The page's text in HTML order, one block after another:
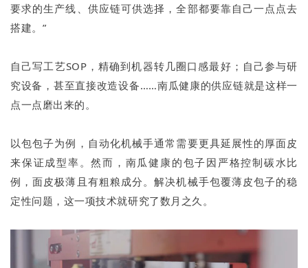
要求的生产线、供应链可供选择，全部都要靠自己一点点去
搭建。”
自己写工艺SOP，精确到机器转几圈口感最好；自己参与研
究设备，甚至直接改造设备……南瓜健康的供应链就是这样一
点一点磨出来的。
以包包子为例，自动化机械手通常需要更具延展性的厚面皮
来保证成型率。然而，南瓜健康的包子因严格控制碳水比
例，面皮极薄且有粗粮成分。解决机械手包覆薄皮包子的稳
定性问题，这一项技术就研究了数月之久。